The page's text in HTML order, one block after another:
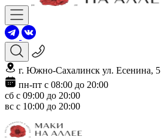
г. Южно-Сахалинск ул. Есенина, 5
пн-пт с 08:00 до 20:00
сб с 09:00 до 20:00
вс с 10:00 до 20:00